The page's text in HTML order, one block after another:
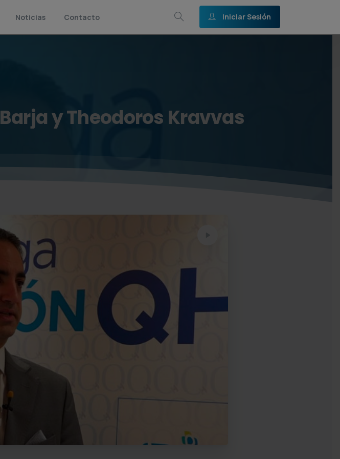
Noticias Contacto Iniciar Sesión
BarjayTheodoros Kravvas